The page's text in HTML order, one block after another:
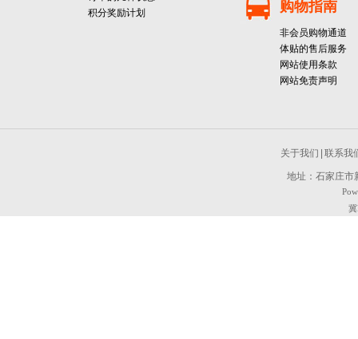
积分奖励计划
购物指南
非会员购物通道
体贴的售后服务
网站使用条款
网站免责声明
关于我们 联系我
地址：石家庄市